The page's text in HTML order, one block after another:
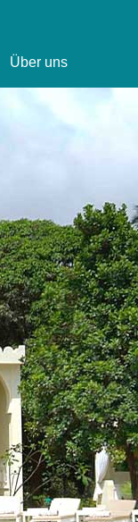
Über uns